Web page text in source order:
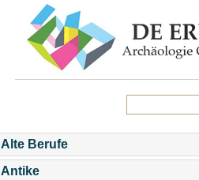
Alte Berufe
Antike